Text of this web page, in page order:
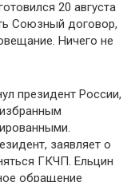
20 августа
Со­юзный договор,
Ничего не
президент России,
заявляет о
ГКЧП. Ельцин
обращение